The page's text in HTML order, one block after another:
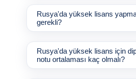
Rusya'da yüksek lisans
gerekli?
Rusya'da yüksek lisans için
notu ortalaması kaç olmalı?